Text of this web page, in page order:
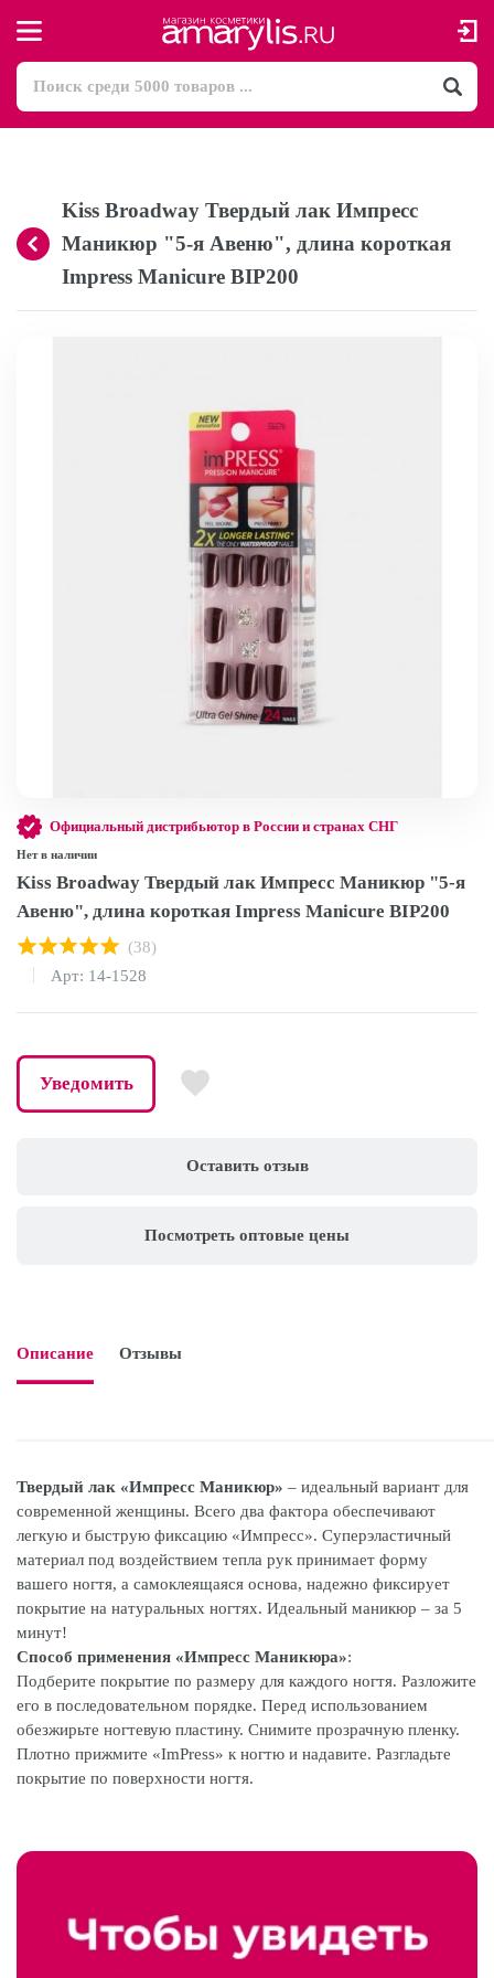
Kiss Broadway Твердый лак Импресс
Маникюр "5-я Авеню", длина короткая
Impress Manicure BIP200
Оставить отзыв
Посмотреть оптовые цены
Официальный дистрибьютор в России и странах СНГ
Нет в наличии
Kiss Broadway Твердый лак Импресс Маникюр "5-я
Авеню", длина короткая Impress Manicure BIP200
(38)
Арт: 14-1528
Уведомить
Описание Отзывы
Твердый лак «Импресс Маникюр» – идеальный вариант для
современной женщины. Всего два фактора обеспечивают
легкую и быструю фиксацию «Импресс». Суперэластичный
материал под воздействием тепла рук принимает форму
вашего ногтя, а самоклеящаяся основа, надежно фиксирует
покрытие на натуральных ногтях. Идеальный маникюр – за 5
минут!
Способ применения «Импресс Маникюра»:
Подберите покрытие по размеру для каждого ногтя. Разложите
его в последовательном порядке. Перед использованием
обезжирьте ногтевую пластину. Снимите прозрачную пленку.
Плотно прижмите «ImPress» к ногтю и надавите. Разгладьте
покрытие по поверхности ногтя.